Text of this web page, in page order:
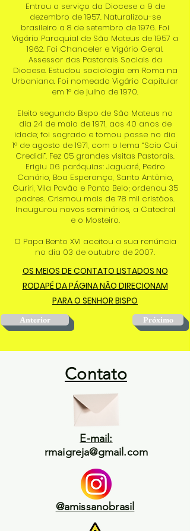
Entrou a serviço da Diocese a 9 de
dezembro de 1957. Naturalizou-se
brasileiro a 8 de setembro de 1976. Foi
Vigário Paroquial de São Mateus de 1957 a
1962. Foi Chanceler e Vigário Geral.
Assessor das Pastorais Sociais da
Diocese. Estudou sociologia em Roma na
Urbaniana. Foi nomeado Vigário Capitular
em 1° de julho de 1970.
Eleito segundo Bispo de São Mateus no
dia 24 de maio de 1971, aos 40 anos de
idade; foi sagrado e tomou posse no dia
1° de agosto de 1971, com o lema “Scio Cui
Credidi”. Fez 05 grandes visitas Pastorais.
Erigiu 06 paróquias: Jaguaré, Pedro
Canário, Boa Esperança, Santo Antônio,
Guriri, Vila Pavão e Ponto Belo; ordenou 35
padres. Crismou mais de 78 mil cristãos.
Inaugurou novos seminários, a Catedral
e o Mosteiro.
O Papa Bento XVI aceitou a sua renúncia
no dia 03 de outubro de 2007.
OS MEIOS DE CONTATO LISTADOS NO
RODAPÉ DA PÁGINA NÃO DIRECIONAM
PARA O SENHOR BISPO
Anterior Próximo
Contato
E-mail:
rmaigreja@gmail.com
@amissanobrasil